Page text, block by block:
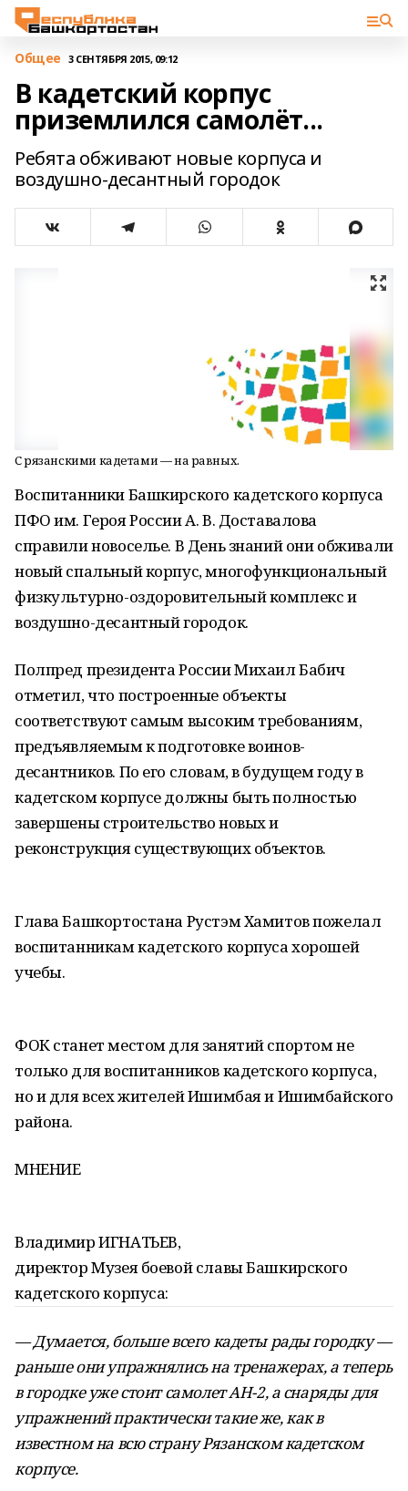
Общее 3 СЕНТЯБРЯ 2015, 09:12
В кадетский корпус
приземлился самолёт...
Ребята обживают новые корпуса и
воздушно-десантный городок
С рязанскими кадетами — на равных.
Воспитанники Башкирского кадетского корпуса
ПФО им. Героя России А. В. Доставалова
справили новоселье. В День знаний они обживали
новый спальный корпус, многофункциональный
физкультурно-оздоровительный комплекс и
воздушно-десантный городок.
Полпред президента России Михаил Бабич
отметил, что построенные объекты
соответствуют самым высоким требованиям,
предъявляемым к подготовке воинов-
десантников. По его словам, в будущем году в
кадетском корпусе должны быть полностью
завершены строительство новых и
реконструкция существующих объектов.
Глава Башкортостана Рустэм Хамитов пожелал
воспитанникам кадетского корпуса хорошей
учебы.
ФОК станет местом для занятий спортом не
только для воспитанников кадетского корпуса,
но и для всех жителей Ишимбая и Ишимбайского
района.
МНЕНИЕ
Владимир ИГНАТЬЕВ,
директор Музея боевой славы Башкирского
кадетского корпуса:
— Думается, больше всего кадеты рады городку —
раньше они упражнялись на тренажерах, а теперь
в городке уже стоит самолет АН-2, а снаряды для
упражнений практически такие же, как в
известном на всю страну Рязанском кадетском
корпусе.